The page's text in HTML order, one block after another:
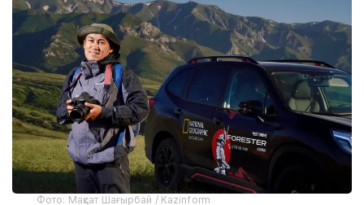
Фото: Мақсат Шағырбай / Kazinform